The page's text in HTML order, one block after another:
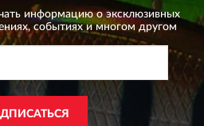
информацию о эксклюзивных
событиях и многом другом